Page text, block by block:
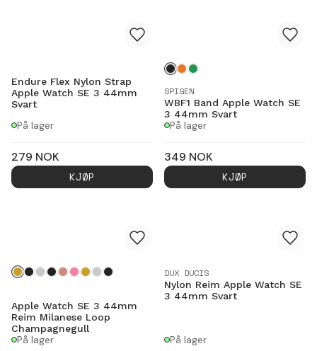
Endure Flex Nylon Strap
Apple Watch SE 3 44mm
Svart
På lager
279 NOK
KJØP
SPIGEN
WBF1 Band Apple Watch SE
3 44mm Svart
På lager
349 NOK
KJØP
Apple Watch SE 3 44mm
Reim Milanese Loop
Champagnegull
På lager
DUX DUCIS
Nylon Reim Apple Watch SE
3 44mm Svart
På lager